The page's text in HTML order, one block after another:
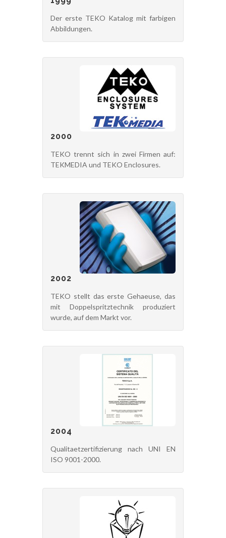
Der erste TEKO Katalog mit farbigen
Abbildungen.
2000
TEKO trennt sich in zwei Firmen auf:
TEKMEDIA und TEKO Enclosures.
2002
TEKO stellt das erste Gehaeuse, das
mit Doppelspritztechnik produziert
wurde, auf dem Markt vor.
2004
Qualitaetzertifizierung nach UNI EN
ISO 9001-2000.